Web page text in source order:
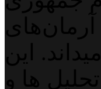
این
ها و